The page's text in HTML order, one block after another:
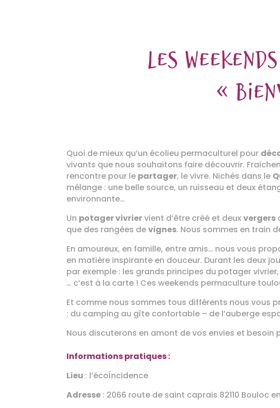
Les
«
Quoi de mieux qu’un écolieu permaculturel pour
vivants que nous souhaitons faire découvrir.
rencontre pour le partager, le vivre. Nichés dans le
mélange : une belle source, un ruisseau et deux
environnante…
Un potager vivriervient d’être créé et deuxvergers
que des rangées devignes. Nous sommes en train
En amoureux, en famille, entre amis… nous vous
en matière inspirante en douceur. Durant les deux
par exemple : les grands principes du potager
… c’est à la carte ! Ces weekends permaculture
Et comme nous sommes tous différents nous vous
: du camping au gîte confortable – de l’auberge
Nous discuterons en amont de vos envies et
Informations pratiques :
Lieu : l’écoÏncidence
Adresse : 2066 route de saint caprais 82110 Bouloc